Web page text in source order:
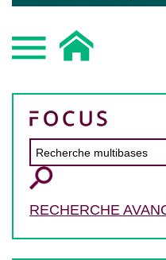
RECHERCHE